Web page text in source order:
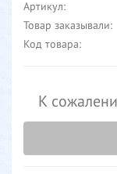
Артикул:
Товар заказывали:
Код товара:
К